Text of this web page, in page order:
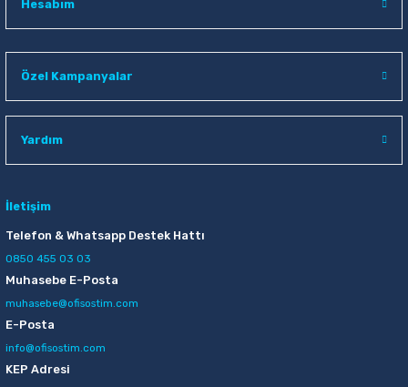
Hesabım
Özel Kampanyalar
Yardım
İletişim
Telefon & Whatsapp Destek Hattı
0850 455 03 03
Muhasebe E-Posta
muhasebe@ofisostim.com
E-Posta
info@ofisostim.com
KEP Adresi